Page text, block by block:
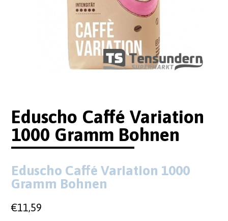
Eduscho Caffé Variation
1000 Gramm Bohnen
Eduscho Caffé Variation 1000
Gramm Bohnen
€11,59